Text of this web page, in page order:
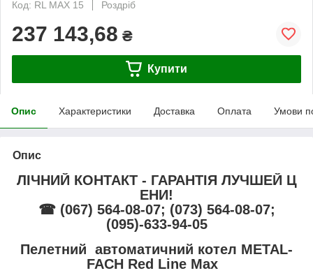
Код: RL MAX 15
Роздріб
237 143,68 ₴
Купити
Опис Характеристики Доставка Оплата Умови
Опис
ЛІЧНИЙ КОНТАКТ - ГАРАНТІЯ ЛУЧШЕЙ Ц
ЕНИ!
☎ (067) 564-08-07; (073) 564-08-07;
(095)-633-94-05
Пелетний автоматичний котел METAL-
FACH Red Line Max